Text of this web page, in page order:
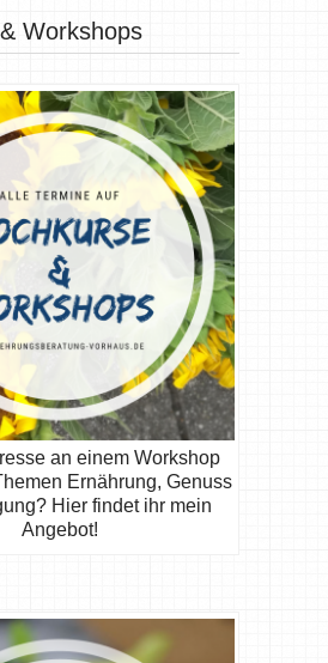
Workshops
an einem Workshop
Ernährung, Genuss
Hier findet ihr mein
Angebot!